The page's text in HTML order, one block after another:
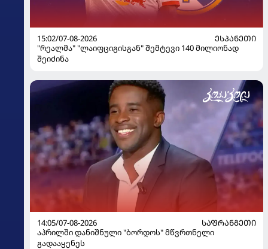
15:02/07-08-2026
ᲔᲡᲞᲐᲜᲔᲗᲘ
"რეალმა" "ლაიფციგისგან" შემტევი 140 მილიონად
შეიძინა
14:05/07-08-2026
ᲡᲐᲤᲠᲐᲜᲒᲔᲗᲘ
აპრილში დანიშნული "ბორდოს" მწვრთნელი
გადააყენეს